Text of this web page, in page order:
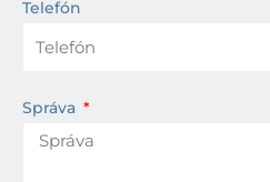
Telefón
Správa